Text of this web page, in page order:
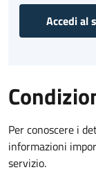
Accedi al
Per conoscere i
informazioni
servizio.